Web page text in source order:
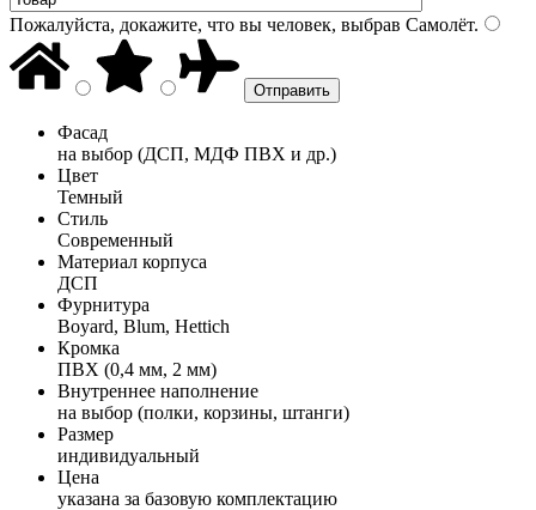
Пожалуйста, докажите, что вы человек, выбрав Самолёт.
Фасад
на выбор (ДСП, МДФ ПВХ и др.)
Цвет
Темный
Стиль
Современный
Материал корпуса
ДСП
Фурнитура
Boyard, Blum, Hettich
Кромка
ПВХ (0,4 мм, 2 мм)
Внутреннее наполнение
на выбор (полки, корзины, штанги)
Размер
индивидуальный
Цена
указана за базовую комплектацию